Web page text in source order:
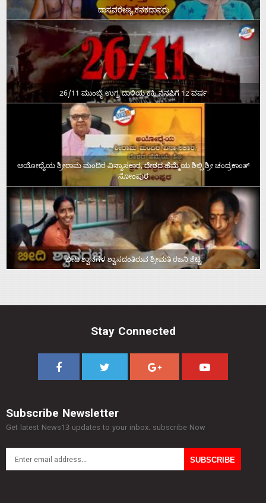
ದಾಸವರೇಣ್ಯ ಕನಕದಾಸರು
26/11 ಮುಂಬೈ ಉಗ್ರ ದಾಳಿಯ ಕಹಿ ನೆನಪಿಗೆ 12 ವರ್ಷ
ಅಯೋಧ್ಯೆಯ ಶ್ರೀರಾಮ ಮಂದಿರ ವಿನ್ಯಾಸಕಾರ, ದೇಶದ ಹೆಮ್ಮೆಯ ಶಿಲ್ಪಿ ಶ್ರೀ ಚಂದ್ರಕಾಂತ್‌
ಸೋಂಪುರ
ಬೀದಿ ಶ್ವಾನಗಳ ಶ್ವಾಸದಂತಿರುವ ಶ್ರೀಮತಿ ರಜನಿ ಶೆಟ್ಟಿ
Stay Connected
Subscribe Newsletter
Get latest News13 updates to your inbox. subscribe Now